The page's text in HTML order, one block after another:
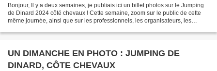
Bonjour, Il y a deux semaines, je publiais ici un billet photos sur le Jumping
de Dinard 2024 côté chevaux ! Cette semaine, zoom sur le public de cette
même journée, ainsi que sur les professionnels, les organisateurs, les
UN DIMANCHE EN PHOTO : JUMPING DE
DINARD, CÔTE CHEVAUX